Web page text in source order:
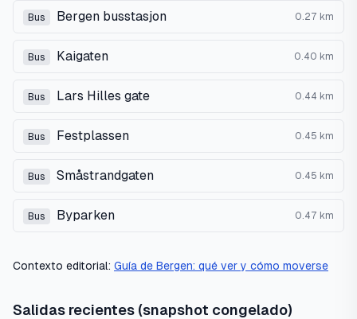
Bus Bergen busstasjon 0.27 km
Bus Kaigaten 0.40 km
Bus Lars Hilles gate 0.44 km
Bus Festplassen 0.45 km
Bus Småstrandgaten 0.45 km
Bus Byparken 0.47 km
Contexto editorial: Guía de Bergen: qué ver y cómo moverse
Salidas recientes (snapshot congelado)